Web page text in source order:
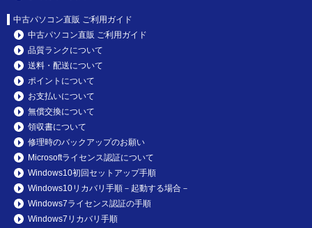
中古パソコン直販 ご利用ガイド
中古パソコン直販 ご利用ガイド
品質ランクについて
送料・配送について
ポイントについて
お支払いについて
無償交換について
領収書について
修理時のバックアップのお願い
Microsoftライセンス認証について
Windows10初回セットアップ手順
Windows10リカバリ手順－起動する場合－
Windows7ライセンス認証の手順
Windows7リカバリ手順